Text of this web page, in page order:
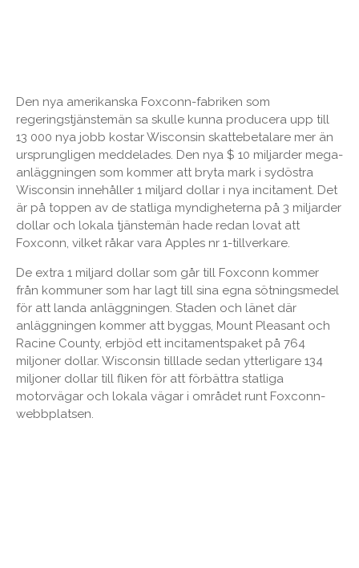
Den nya amerikanska Foxconn-fabriken som
regeringstjänstemän sa skulle kunna producera upp till
13 000 nya jobb kostar Wisconsin skattebetalare mer än
ursprungligen meddelades. Den nya $ 10 miljarder mega-
anläggningen som kommer att bryta mark i sydöstra
Wisconsin innehåller 1 miljard dollar i nya incitament. Det
är på toppen av de statliga myndigheterna på 3 miljarder
dollar och lokala tjänstemän hade redan lovat att
Foxconn, vilket råkar vara Apples nr 1-tillverkare.
De extra 1 miljard dollar som går till Foxconn kommer
från kommuner som har lagt till sina egna sötningsmedel
för att landa anläggningen. Staden och länet där
anläggningen kommer att byggas, Mount Pleasant och
Racine County, erbjöd ett incitamentspaket på 764
miljoner dollar. Wisconsin tilllade sedan ytterligare 134
miljoner dollar till fliken för att förbättra statliga
motorvägar och lokala vägar i området runt Foxconn-
webbplatsen.